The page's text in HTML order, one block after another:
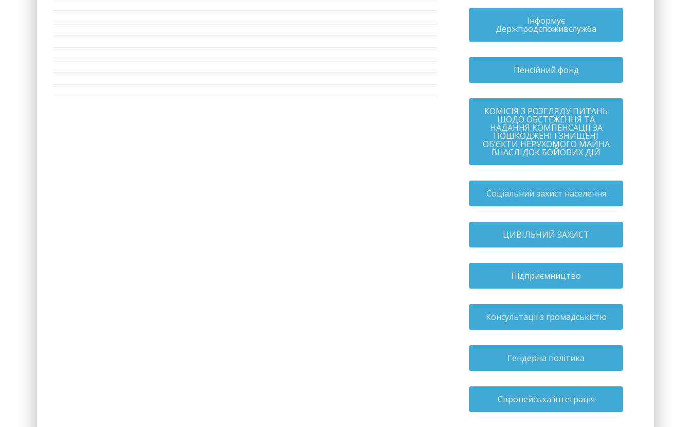
Інформує
Держпродспоживслужба
Пенсійний фонд
КОМІСІЯ З РОЗГЛЯДУ ПИТАНЬ
ЩОДО ОБСТЕЖЕННЯ ТА
НАДАННЯ КОМПЕНСАЦІЇ ЗА
ПОШКОДЖЕНІ І ЗНИЩЕНІ
ОБ’ЄКТИ НЕРУХОМОГО МАЙНА
ВНАСЛІДОК БОЙОВИХ ДІЙ
Соціальний захист населення
ЦИВІЛЬНИЙ ЗАХИСТ
Підприємництво
Консультації з громадськістю
Гендерна політика
Європейська інтеграція